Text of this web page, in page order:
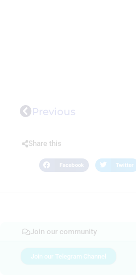
Previous
Share this
Facebook Twitter
Join our community
Join our Telegram Channel